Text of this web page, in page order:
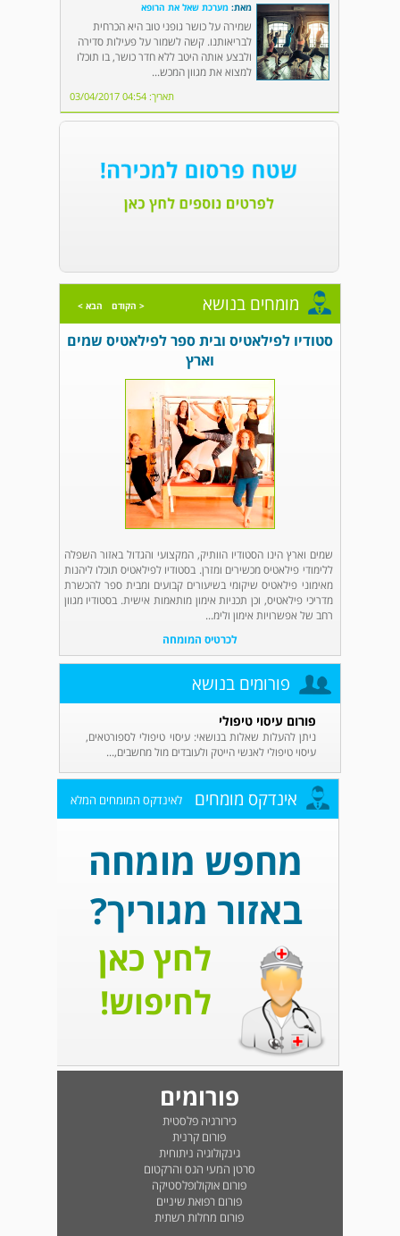
מאת:מערכת שאל את הרופא
שמירה על כושר גופני טוב היא הכרחית
לבריאותנו. קשה לשמור על פעילות סדירה
ולבצע אותה היטב ללא חדר כושר, בו תוכלו
למצוא את מגוון המכש...
תאריך: 04:54 03/04/2017
מומחים בנושא הבא > < הקודם
סטודיו לפילאטיס ובית ספר לפילאטיס שמים
וארץ
שמים וארץ הינו הסטודיו הוותיק, המקצועי והגדול באזור השפלה
ללימודי פילאטיס מכשירים ומזרן. בסטודיו לפילאטיס תוכלו ליהנות
מאימוני פילאטיס שיקומי בשיעורים קבועים ומבית ספר להכשרת
מדריכי פילאטיס, וכן תכניות אימון מותאמות אישית. בסטודיו מגוון
רחב של אפשרויות אימון ולימ...
לכרטיס המומחה
פורומים בנושא
פורום עיסוי טיפולי
ניתן להעלות שאלות בנושאי: עיסוי טיפולי לספורטאים,
עיסוי טיפולי לאנשי הייטק ולעובדים מול מחשבים,...
אינדקס מומחים לאינדקס המומחים המלא
מחפש מומחה
באזור מגוריך?
לחץ כאן
לחיפוש!
פורומים
כירורגיה פלסטית
פורום קרנית
גינקולוגיה ניתוחית
סרטן המעי הגס והרקטום
פורום אוקולופלסטיקה
פורום רפואת שיניים
פורום מחלות רשתית